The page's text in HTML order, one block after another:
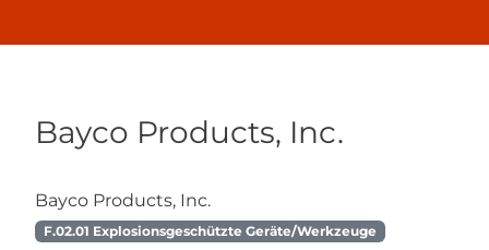
Bayco Products, Inc.
Bayco Products, Inc.
F.02.01 Explosionsgeschützte Geräte/Werkzeuge